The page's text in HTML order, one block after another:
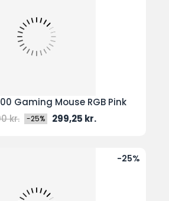
Gaming Mouse RGB Pink
kr. -25% Pris
299,25 kr.
-25%